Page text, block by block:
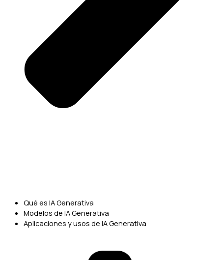
Qué es IA Generativa
Modelos de IA Generativa
Aplicaciones y usos de IA Generativa